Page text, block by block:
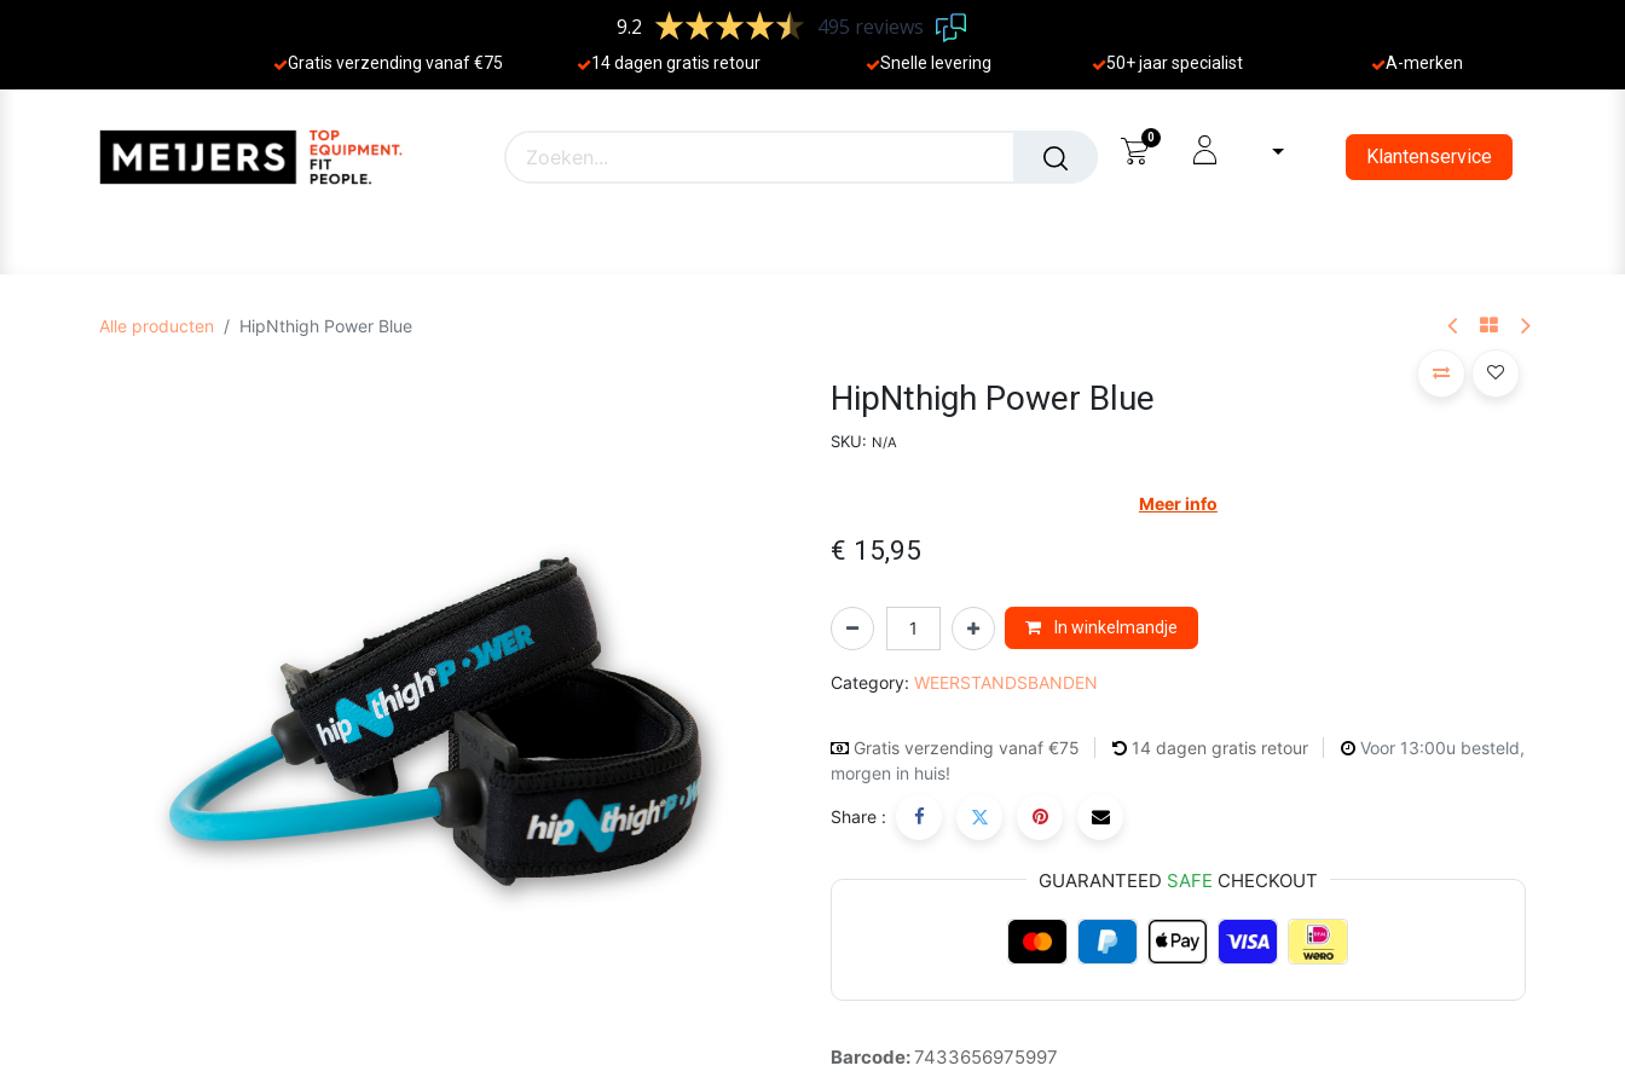
9.2 495 reviews
Gratis verzending vanaf €75 14 dagen gratis retour Sne lle levering 50+ jaar specialist A-merken
0
Klantenservice
Alle producten HipNthigh Power Blue
HipNthigh Power Blue
SKU: N/A
Meer info
€ 15,95
In winkelmandje
Category: WEERSTANDSBANDEN
Gratis verzending vanaf €75 14 dagen gratis retour
Voor 13:00u besteld,
morgen in huis!
Share :
GUARANTEED SAFE CHECKOUT
Barcode:7433656975997